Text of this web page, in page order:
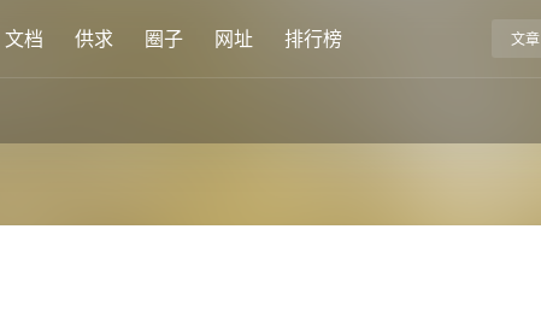
文档 供求 圈子 网址 排行榜 文章